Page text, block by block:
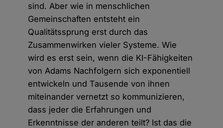
sind. Aber wie in menschlichen
Gemeinschaften entsteht ein
Qualitätssprung erst durch das
Zusammenwirken vieler Systeme. Wie
wird es erst sein, wenn die KI-Fähigkeiten
von Adams Nachfolgern sich exponentiell
entwickeln und Tausende von ihnen
miteinander vernetzt so kommunizieren,
dass jeder die Erfahrungen und
Erkenntnisse der anderen teilt? Ist das die